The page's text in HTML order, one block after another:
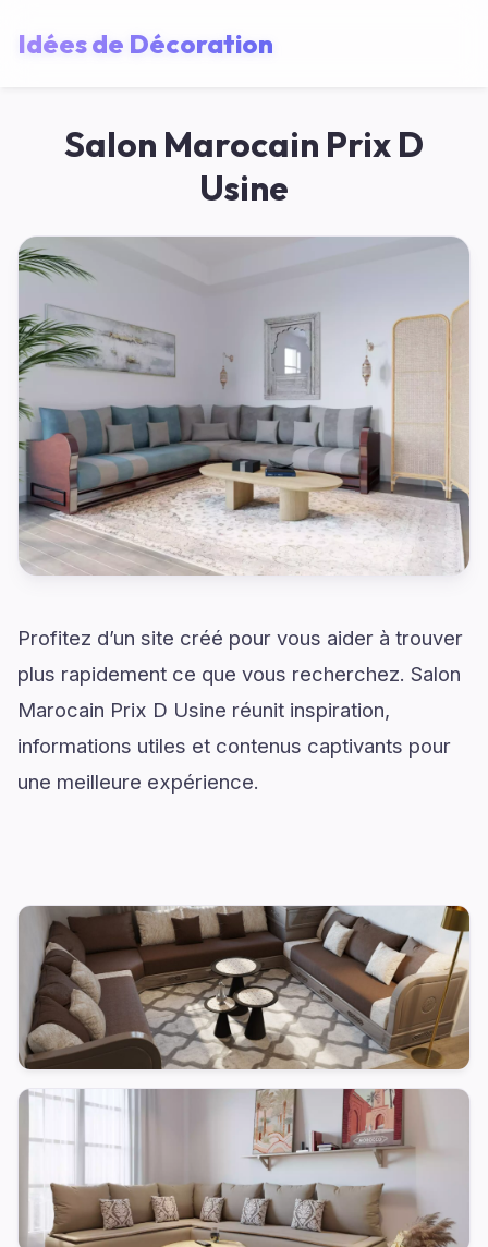
Idées de Décoration
Salon Marocain Prix D
Usine
Profitez d’un site créé pour vous aider à trouver
plus rapidement ce que vous recherchez. Salon
Marocain Prix D Usine réunit inspiration,
informations utiles et contenus captivants pour
une meilleure expérience.